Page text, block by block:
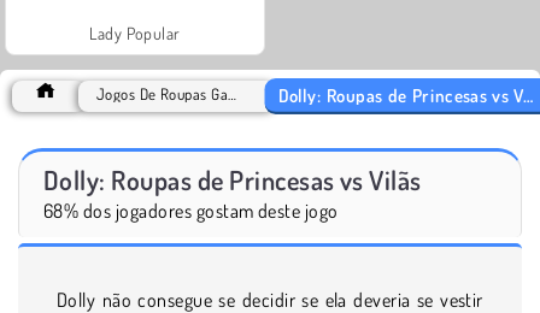
Lady Popular
Dolly: Roupas de Princesas vs Vilãs
68% dos jogadores gostam deste jogo
Dolly não consegue se decidir se ela deveria se vestir